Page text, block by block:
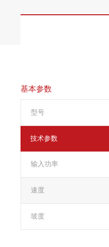
基本参数
型号
技术参数
输入功率
速度
坡度